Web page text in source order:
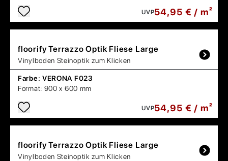
UVP54,95 € / m²
floorify Terrazzo Optik Fliese Large
Vinylboden Steinoptik zum Klicken
Farbe: VERONA F023
Format: 900 x 600 mm
UVP54,95 € / m²
floorify Terrazzo Optik Fliese Large
Vinylboden Steinoptik zum Klicken